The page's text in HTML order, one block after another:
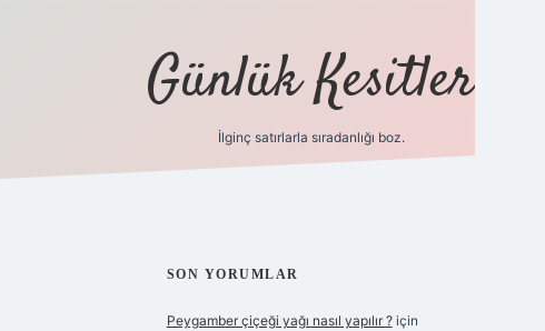
Günlük Kesitler
İlginç satırlarla sıradanlığı boz.
SIDEBAR
SON YORUMLAR
Peygamber çiçeği yağı nasıl yapılır ?için